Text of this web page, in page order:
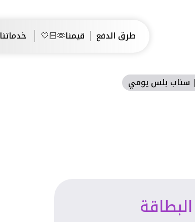
طرق الدفع قيمنا🫶🏻🤍 خدماتنا
سناب بلس يومي